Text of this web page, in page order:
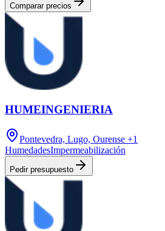
Comparar precios
HUMEINGENIERIA
Pontevedra, Lugo, Ourense +1
HumedadesImpermeabilización
Pedir presupuesto